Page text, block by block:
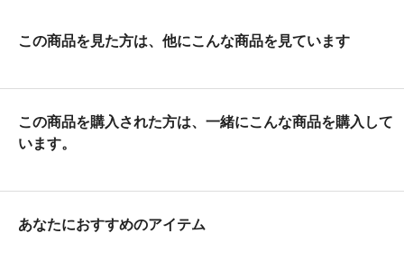
この商品を見た方は、他にこんな商品を見ています
この商品を購入された方は、一緒にこんな商品を購入して
います。
あなたにおすすめのアイテム